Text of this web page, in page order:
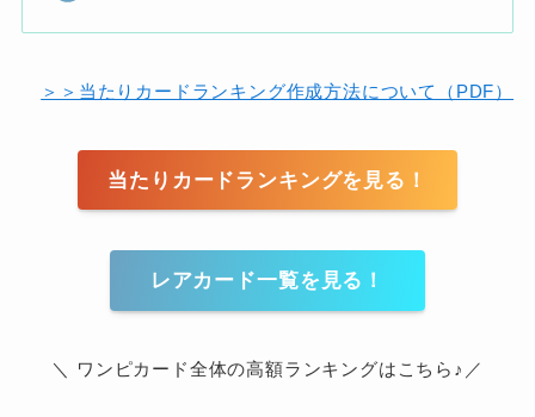
＞＞当たりカードランキング作成方法について（PDF）
当たりカードランキングを見る！
レアカード一覧を見る！
＼ ワンピカード全体の高額ランキングはこちら♪／